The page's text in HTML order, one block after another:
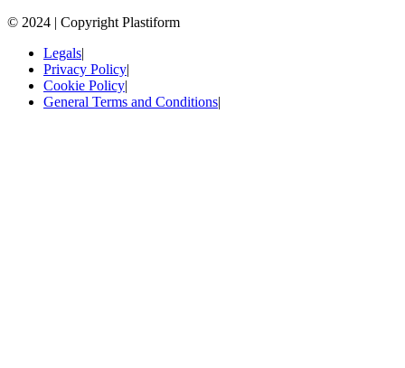
© 2024 | Copyright Plastiform
Legals|
Privacy Policy|
Cookie Policy|
General Terms and Conditions|